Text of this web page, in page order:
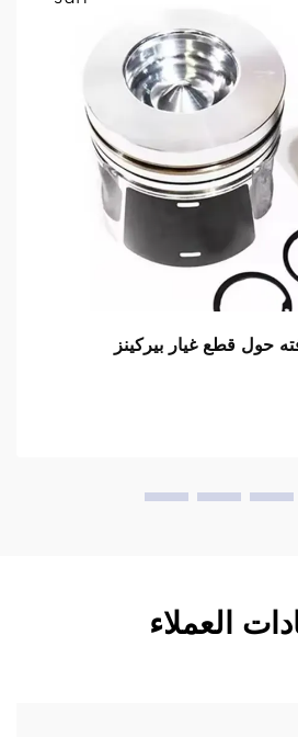
حول قطع غيار بيركينز
العملاء